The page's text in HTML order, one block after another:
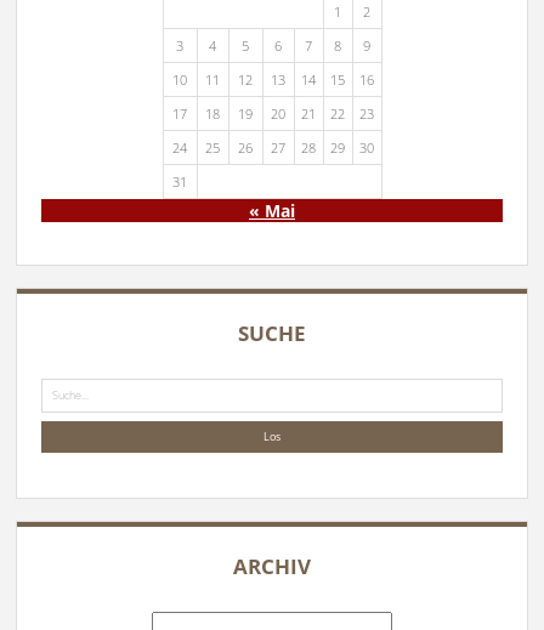
1
2
3
4 5 6 7 8
9
10
11 12 13 14 15
16
17
18 19 20 21 22
23
24
25 26 27 28 29
30
31
« Mai
SUCHE
Suche
ARCHIV
Archiv